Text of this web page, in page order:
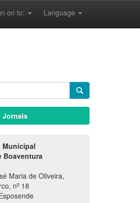
Language
on to:
Jornais
Municipal
Boaventura
Maria de Oliveira,
nº 18